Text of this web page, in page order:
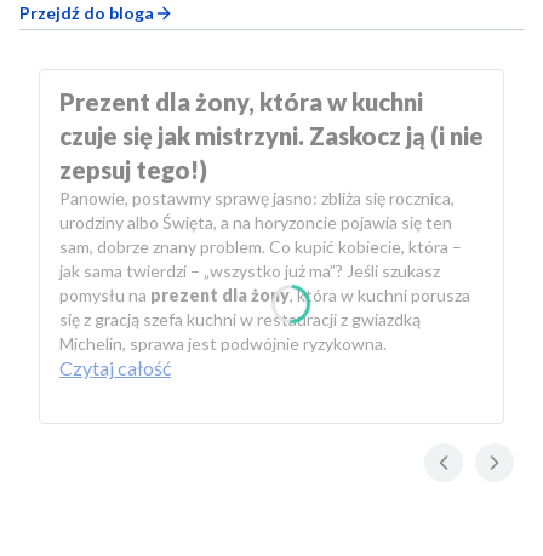
Przejdź do bloga
Prezent dla żony, która w kuchni
czuje się jak mistrzyni. Zaskocz ją (i nie
zepsuj tego!)
Panowie, postawmy sprawę jasno: zbliża się rocznica,
urodziny albo Święta, a na horyzoncie pojawia się ten
sam, dobrze znany problem. Co kupić kobiecie, która –
jak sama twierdzi – „wszystko już ma”? Jeśli szukasz
pomysłu na prezent dla żony, która w kuchni porusza
się z gracją szefa kuchni w restauracji z gwiazdką
Michelin, sprawa jest podwójnie ryzykowna.
Czytaj całość